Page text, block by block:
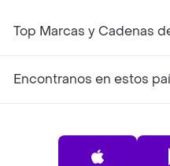
Top Marcas y Cadenas
Encontranos en estos